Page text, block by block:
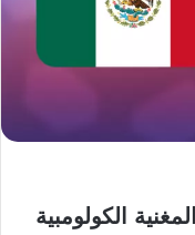
الكولومبية